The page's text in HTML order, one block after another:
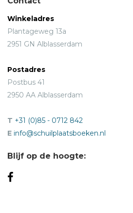
Winkeladres
Plantageweg 13a
2951 GN Alblasserdam
Postadres
Postbus 41
2950 AA Alblasserdam
T +31 (0)85 - 0712 842
E info@schuilplaatsboeken.nl
Blijf op de hoogte: